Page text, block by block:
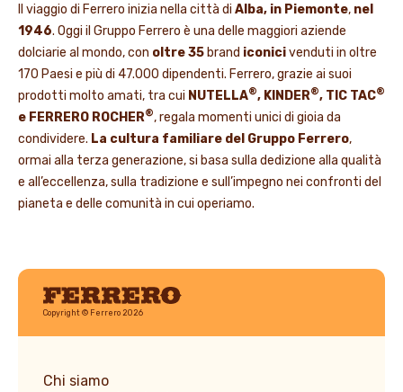
Il viaggio di Ferrero inizia nella città di Alba, in Piemonte, nel
1946. Oggi il Gruppo Ferrero è una delle maggiori aziende
dolciarie al mondo, con oltre 35 brand iconicivenduti in oltre
170 Paesi e più di 47.000 dipendenti. Ferrero, grazie ai suoi
prodotti molto amati, tra cui NUTELLA®, KINDER®, TIC TAC®
e FERRERO ROCHER®, regala momenti unici di gioia da
condividere. La cultura familiare del Gruppo Ferrero,
ormai alla terza generazione, si basa sulla dedizione alla qualità
e all’eccellenza, sulla tradizione e sull’impegno nei confronti del
pianeta e delle comunità in cui operiamo.
Ferrero
Copyright © Ferrero 2026
Chi siamo